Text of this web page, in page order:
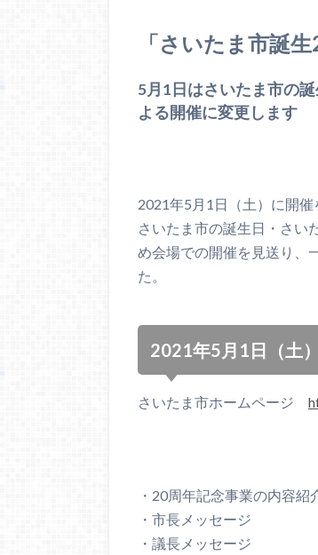
「さいたま市誕
5月1日はさいたま市の
よる開催に変更します
2021年5月1日（土）に開
さいたま市の誕生日・さい
め会場での開催を見送り、
た。
2021年5月1日（土
さいたま市ホームページ
・20周年記念事業の内容紹
・市長メッセージ
・議長メッセージ